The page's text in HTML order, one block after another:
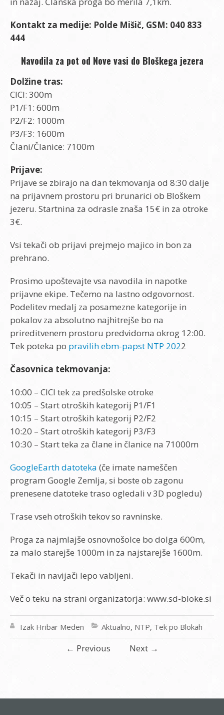
Kontakt za medije: Polde Mišič, GSM: 040 833
444
Navodila za pot od Nove vasi do Bloškega jezera
Dolžine tras:
CICI: 300m
P1/F1: 600m
P2/F2: 1000m
P3/F3: 1600m
Člani/Članice: 7100m
Prijave:
Prijave se zbirajo na dan tekmovanja od 8:30 dalje
na prijavnem prostoru pri brunarici ob Bloškem
jezeru. Startnina za odrasle znaša 15€ in za otroke
3€.
Vsi tekači ob prijavi prejmejo majico in bon za
prehrano.
Prosimo upoštevajte vsa navodila in napotke
prijavne ekipe. Tečemo na lastno odgovornost.
Podelitev medalj za posamezne kategorije in
pokalov za absolutno najhitrejše bo na
prireditvenem prostoru predvidoma okrog 12:00.
Tek poteka po pravilih ebm-papst NTP 2022
Časovnica tekmovanja:
10:00 – CICI tek za predšolske otroke
10:05 – Start otroških kategorij P1/F1
10:15 – Start otroških kategorij P2/F2
10:20 – Start otroških kategorij P3/F3
10:30 – Start teka za člane in članice na 71000m
GoogleEarth datoteka (če imate nameščen
program Google Zemlja, si boste ob zagonu
prenesene datoteke traso ogledali v 3D pogledu)
Trase vseh otroških tekov so ravninske.
Proga za najmlajše osnovnošolce bo dolga 600m,
za malo starejše 1000m in za najstarejše 1600m.
Tekači in navijači lepo vabljeni.
Več o teku na strani organizatorja: www.sd-bloke.si
Izak Hribar Meden Aktualno, NTP, Tek po Blokah
← Previous Next →